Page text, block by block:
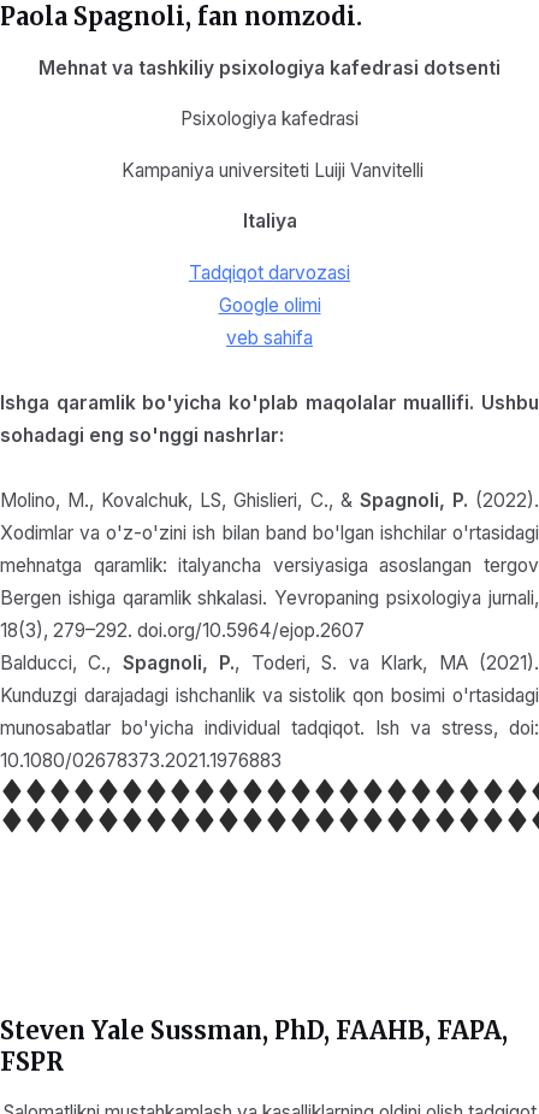
Paola Spagnoli, fan nomzodi.
Mehnat va tashkiliy psixologiya kafedrasi dotsenti
Psixologiya kafedrasi
Kampaniya universiteti Luiji Vanvitelli
Italiya
Tadqiqot darvozasi
Google olimi
veb sahifa
Ishga qaramlik bo'yicha ko'plab maqolalar muallifi. Ushbu
sohadagi eng so'nggi nashrlar:
Molino, M., Kovalchuk, LS, Ghislieri, C., & Spagnoli, P. (2022).
Xodimlar va o'z-o'zini ish bilan band bo'lgan ishchilar o'rtasidagi
mehnatga qaramlik: italyancha versiyasiga asoslangan tergov
Bergen ishiga qaramlik shkalasi. Yevropaning psixologiya jurnali,
18(3), 279–292. doi.org/10.5964/ejop.2607
Balducci, C., Spagnoli, P., Toderi, S. va Klark, MA (2021).
Kunduzgi darajadagi ishchanlik va sistolik qon bosimi o'rtasidagi
munosabatlar bo'yicha individual tadqiqot. Ish va stress, doi:
10.1080/02678373.2021.1976883
Steven Yale Sussman, PhD, FAAHB, FAPA,
FSPR